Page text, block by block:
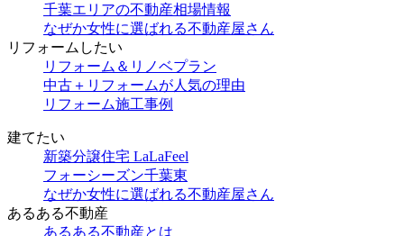
千葉エリアの不動産相場情報
なぜか女性に選ばれる不動産屋さん
リフォームしたい
リフォーム＆リノベプラン
中古＋リフォームが人気の理由
リフォーム施工事例
建てたい
新築分譲住宅 LaLaFeel
フォーシーズン千葉東
なぜか女性に選ばれる不動産屋さん
あるある不動産
あるある不動産とは